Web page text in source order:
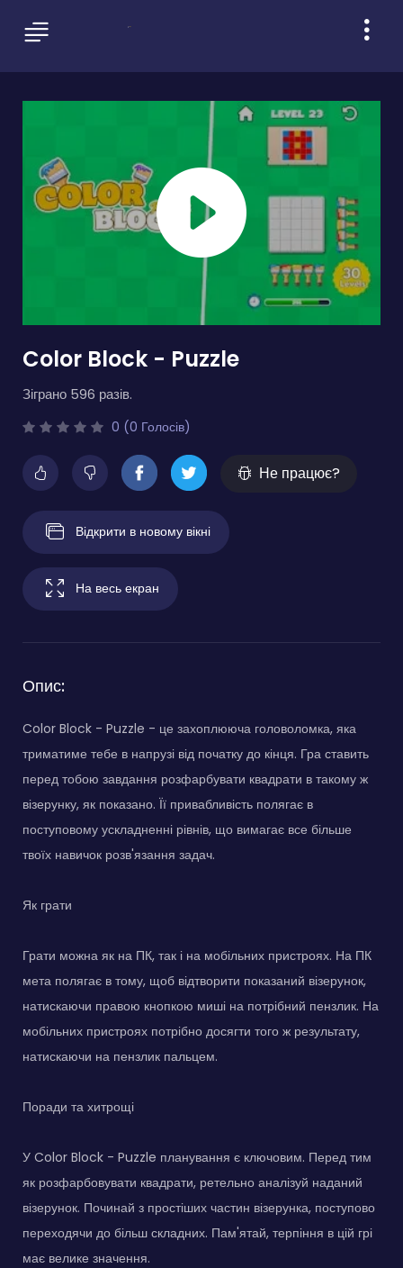
Color Block - Puzzle
Зіграно 596 разів.
0 (0 Голосів)
Не працює?
Відкрити в новому вікні
На весь екран
Опис:
Color Block - Puzzle - це захоплююча головоломка, яка
триматиме тебе в напрузі від початку до кінця. Гра ставить
перед тобою завдання розфарбувати квадрати в такому ж
візерунку, як показано. Її привабливість полягає в
поступовому ускладненні рівнів, що вимагає все більше
твоїх навичок розв'язання задач.
Як грати
Грати можна як на ПК, так і на мобільних пристроях. На ПК
мета полягає в тому, щоб відтворити показаний візерунок,
натискаючи правою кнопкою миші на потрібний пензлик. На
мобільних пристроях потрібно досягти того ж результату,
натискаючи на пензлик пальцем.
Поради та хитрощі
У Color Block - Puzzle планування є ключовим. Перед тим
як розфарбовувати квадрати, ретельно аналізуй наданий
візерунок. Починай з простіших частин візерунка, поступово
переходячи до більш складних. Пам'ятай, терпіння в цій грі
має велике значення.